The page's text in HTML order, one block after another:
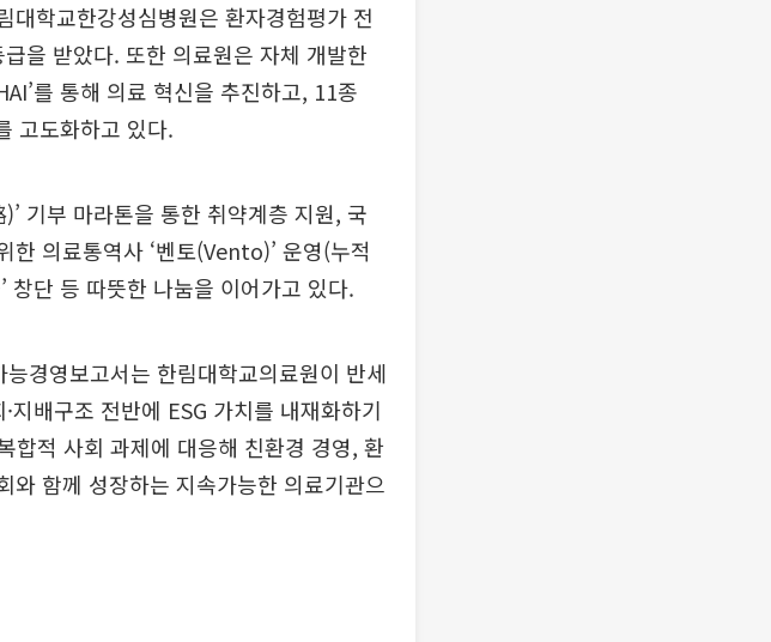
학교한강성심병원은 환자경험평가 전
을 받았다. 또한 의료원은 자체 개발한
를 통해 의료 혁신을 추진하고, 11종
고도화하고 있다.
기부 마라톤을 통한 취약계층 지원, 국
의료통역사 ‘벤토(Vento)’ 운영(누적
창단 등 따뜻한 나눔을 이어가고 있다.
경영보고서는 한림대학교의료원이 반세
지배구조 전반에 ESG 가치를 내재화하기
합적 사회 과제에 대응해 친환경 경영, 환
와 함께 성장하는 지속가능한 의료기관으